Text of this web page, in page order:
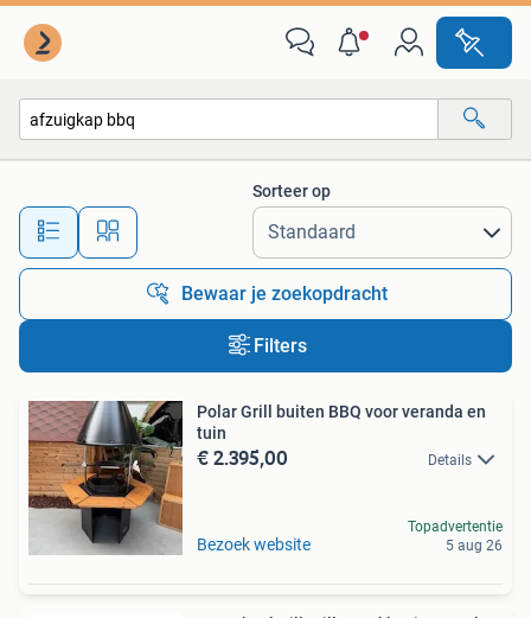
Alle afstanden…
Sorteer op
Bewaar je zoekopdracht
Filters
Polar Grill buiten BBQ voor veranda en
tuin
€ 2.395,00 Details
Bezoek website
Topadvertentie
5 aug 26